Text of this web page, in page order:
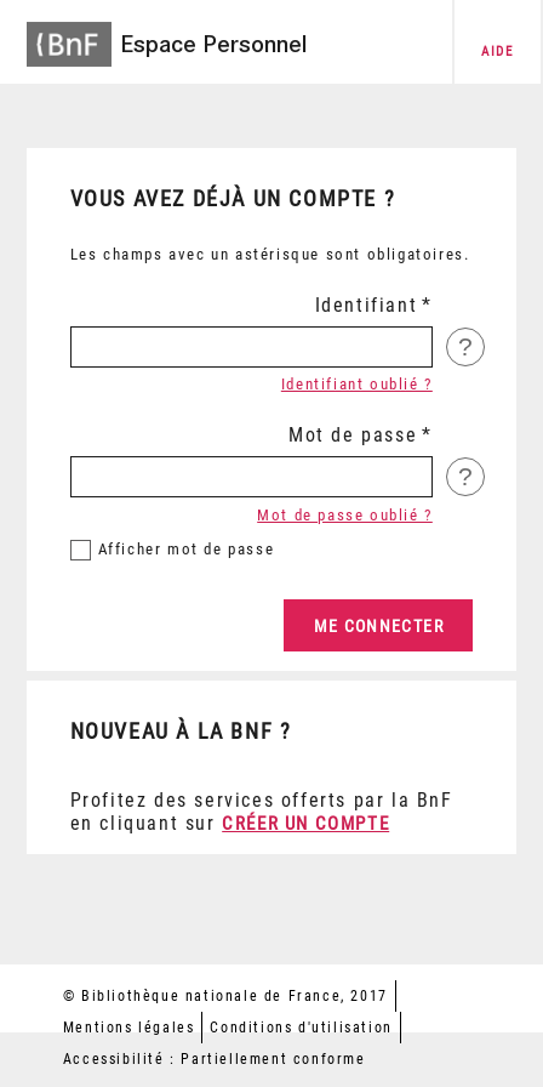
Espace Personnel AIDE
VOUS AVEZ DÉJÀ UN COMPTE ?
Les champs avec un astérisque sont obligatoires.
Identifiant
?
Identifiant oublié ?
Mot de passe
?
Afficher mot de passe
Mot de passe oublié ?
NOUVEAU À LA BNF ?
Profitez des services offerts par la BnF
en cliquant sur CRÉER UN COMPTE
© Bibliothèque nationale de France, 2017
Mentions légales
Conditions d'utilisation
Accessibilité : Partiellement conforme